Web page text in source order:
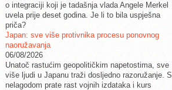
o integraciji koji je tadašnja vlada Angele Merkel
uvela prije deset godina. Je li to bila uspješna
priča?
Japan: sve više protivnika procesu ponovnog
naoružavanja
06/08/2026
Unatoč rastućim geopolitičkim napetostima, sve
više ljudi u Japanu traži dosljedno razoružanje. S
nelagodom prate rast vojnih izdataka i kurs